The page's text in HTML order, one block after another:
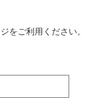
をご利用ください。